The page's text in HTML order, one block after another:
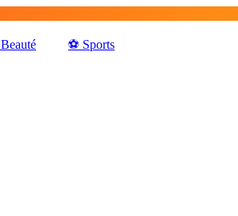
Beauté ⚽️ Sports